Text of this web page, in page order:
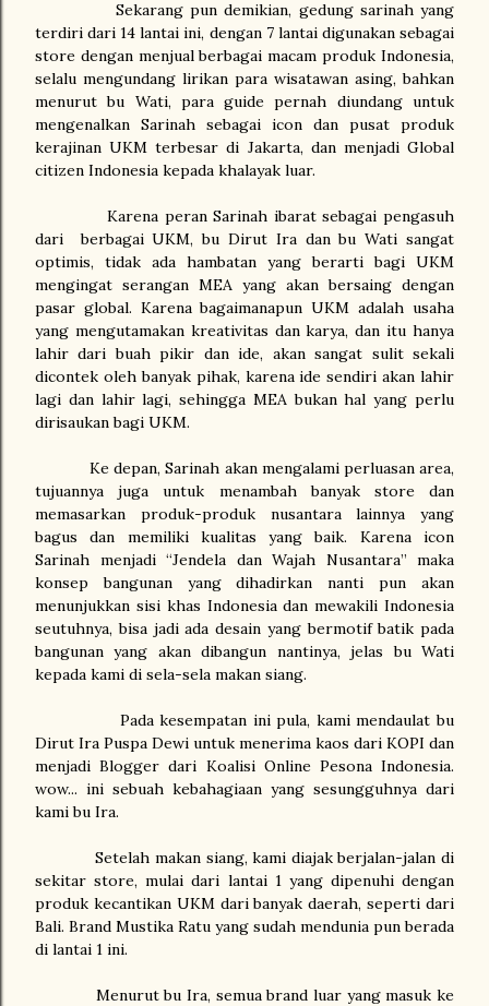
Sekarang pun demikian, gedung sarinah yang
terdiri dari 14 lantai ini, dengan 7 lantai digunakan sebagai
store dengan menjual berbagai macam produk Indonesia,
selalu mengundang lirikan para wisatawan asing, bahkan
menurut bu Wati, para guide pernah diundang untuk
mengenalkan Sarinah sebagai icon dan pusat produk
kerajinan UKM terbesar di Jakarta, dan menjadi Global
citizen Indonesia kepada khalayak luar.
Karena peran Sarinah ibarat sebagai pengasuh
dari
berbagai UKM, bu Dirut Ira dan bu Wati sangat
optimis, tidak ada hambatan yang berarti bagi UKM
mengingat serangan MEA yang akan bersaing dengan
pasar global. Karena bagaimanapun UKM adalah usaha
yang mengutamakan kreativitas dan karya, dan itu hanya
lahir dari buah pikir dan ide, akan sangat sulit sekali
dicontek oleh banyak pihak, karena ide sendiri akan lahir
lagi dan lahir lagi, sehingga MEA bukan hal yang perlu
dirisaukan bagi UKM.
Ke depan, Sarinah akan mengalami perluasan area,
tujuannya juga untuk menambah banyak store dan
memasarkan produk-produk nusantara lainnya yang
bagus dan memiliki kualitas yang baik. Karena icon
Sarinah menjadi “Jendela dan Wajah Nusantara” maka
konsep bangunan yang dihadirkan nanti pun akan
menunjukkan sisi khas Indonesia dan mewakili Indonesia
seutuhnya, bisa jadi ada desain yang bermotif batik pada
bangunan yang akan dibangun nantinya, jelas bu Wati
kepada kami di sela-sela makan siang.
Pada kesempatan ini pula, kami mendaulat bu
Dirut Ira Puspa Dewi untuk menerima kaos dari KOPI dan
menjadi Blogger dari Koalisi Online Pesona Indonesia.
wow... ini sebuah kebahagiaan yang sesungguhnya dari
kami bu Ira.
Setelah makan siang, kami diajak berjalan-jalan di
sekitar store, mulai dari lantai 1 yang dipenuhi dengan
produk kecantikan UKM dari banyak daerah, seperti dari
Bali. Brand Mustika Ratu yang sudah mendunia pun berada
di lantai 1 ini.
Menurut bu Ira, semua brand luar yang masuk ke